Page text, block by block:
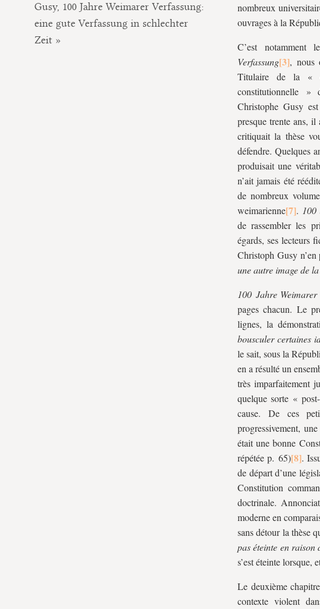
Gusy, 100 Jahre Weimarer Verfassung:
eine gute Verfassung in schlechter
Zeit »
nombreux
ouvrages à la
C’est
Verfassung
, nous
Titulaire de la «
constitutionnelle »
Christophe Gusy
presque trente ans,
critiquait la thèse
défendre. Quelques
produisait une
n’ait jamais été
de nombreux
weimarienne
. 100
de rassembler les
égards, ses lecteurs
Christoph Gusy
une autre image de
100 Jahre Weimarer
pages chacun. Le
lignes, la
bousculer certaines
le sait, sous la
en a résulté un
très imparfaitement
quelque sorte «
cause. De ces
progressivement,
était une bonne
répétée p. 65)
.
de départ d’une
Constitution
doctrinale.
moderne en
sans détour la thèse
pas éteinte en raison
s’est éteinte lorsque,
Le deuxième
contexte violent